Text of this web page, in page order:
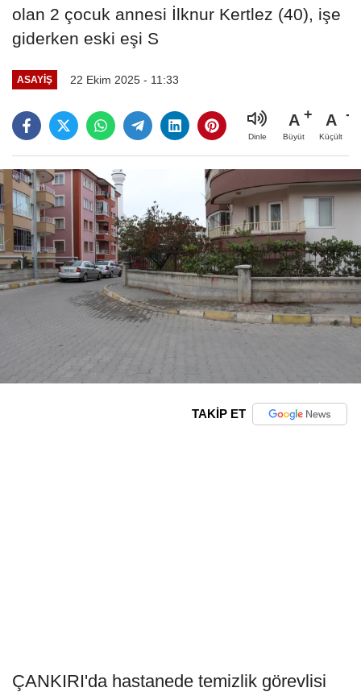
olan 2 çocuk annesi İlknur Kertlez (40), işe
giderken eski eşi S
ASAYIŞ 22 Ekim 2025 - 11:33
Dinle
A
Büyüt
A
Küçült
TAKİP ET
ÇANKIRI'da hastanede temizlik görevlisi